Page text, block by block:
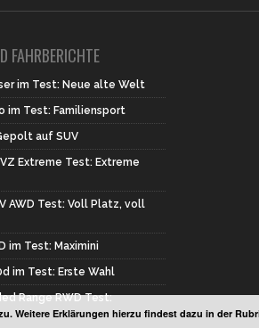
FAHRBERICHTE
im Test: Neue alte Welt
im Test: Familiensport
auf SUV
Extreme Test: Extreme
AWD Test: Voll Platz, voll
im Test: Maximini
im Test: Erste Wahl
Range RWD Test:
Weitere Erklärungen hierzu findest dazu in der